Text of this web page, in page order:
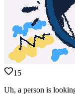
15
Uh, a person is